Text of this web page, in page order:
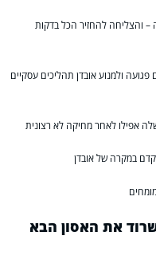
והצליחה להחזיר הכל בדקות
ולמנוע אובדן תהליכים עסקיים
אפילו לאחר מחיקה לא רצונית
במקרה של אובדן
את האסון הבא